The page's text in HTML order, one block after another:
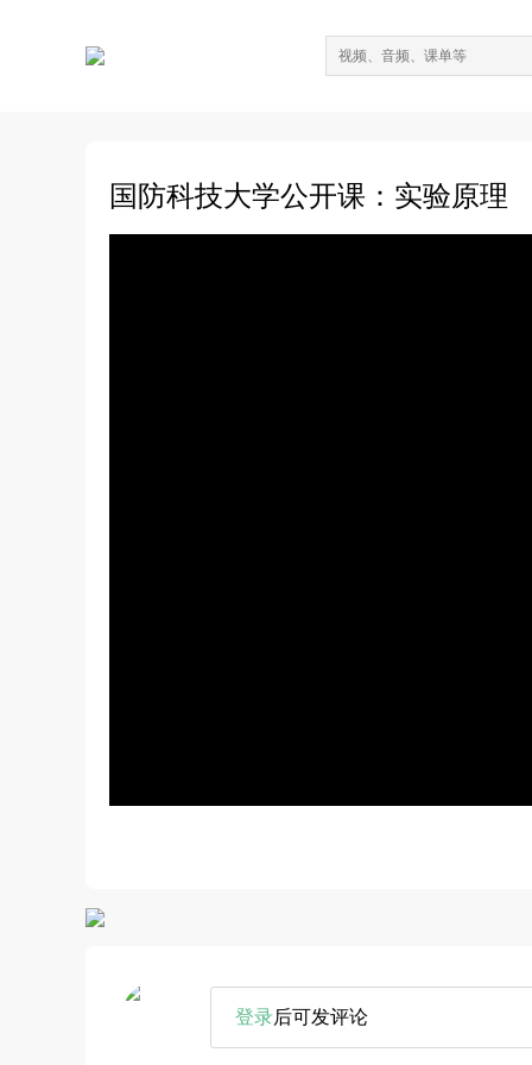
国防科技大学公开课：实验原理
登录后可发评论